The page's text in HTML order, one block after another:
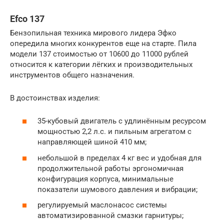
Efco 137
Бензопильная техника мирового лидера Эфко
опередила многих конкурентов еще на старте. Пила
модели 137 стоимостью от 10600 до 11000 рублей
относится к категории лёгких и производительных
инструментов общего назначения.
В достоинствах изделия:
35-кубовый двигатель с удлинённым ресурсом
мощностью 2,2 л.с. и пильным агрегатом с
направляющей шиной 410 мм;
небольшой в пределах 4 кг вес и удобная для
продолжительной работы эргономичная
конфигурация корпуса, минимальные
показатели шумового давления и вибрации;
регулируемый маслонасос системы
автоматизированной смазки гарнитуры;